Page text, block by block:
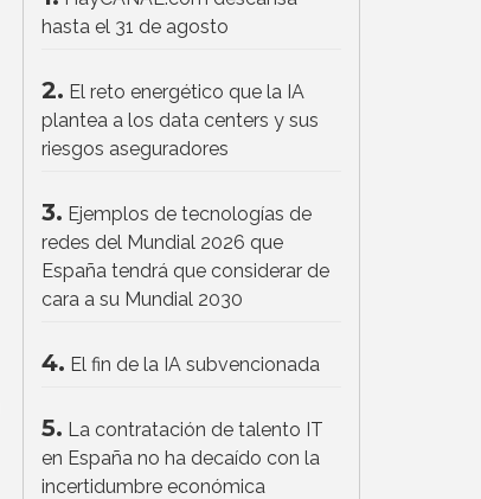
hasta el 31 de agosto
2. El reto energético que la IA
plantea a los data centers y sus
riesgos aseguradores
3. Ejemplos de tecnologías de
redes del Mundial 2026 que
España tendrá que considerar de
cara a su Mundial 2030
4. El fin de la IA subvencionada
5. La contratación de talento IT
en España no ha decaído con la
incertidumbre económica